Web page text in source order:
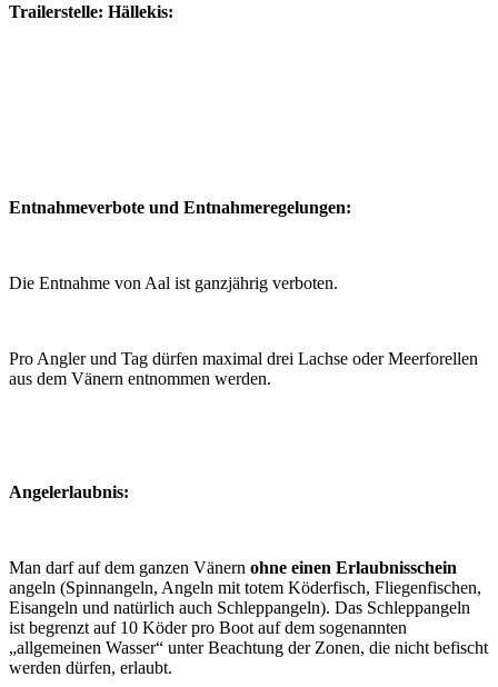
Trailerstelle: Hällekis:
Entnahmeverbote und Entnahmeregelungen:
Die Entnahme von Aal ist ganzjährig verboten.
Pro Angler und Tag dürfen maximal drei Lachse oder Meerforellen
aus dem Vänern entnommen werden.
Angelerlaubnis:
Man darf auf dem ganzen Vänern ohne einen Erlaubnisschein
angeln (Spinnangeln, Angeln mit totem Köderfisch, Fliegenfischen,
Eisangeln und natürlich auch Schleppangeln). Das Schleppangeln
ist begrenzt auf 10 Köder pro Boot auf dem sogenannten
„allgemeinen Wasser“ unter Beachtung der Zonen, die nicht befischt
werden dürfen, erlaubt.